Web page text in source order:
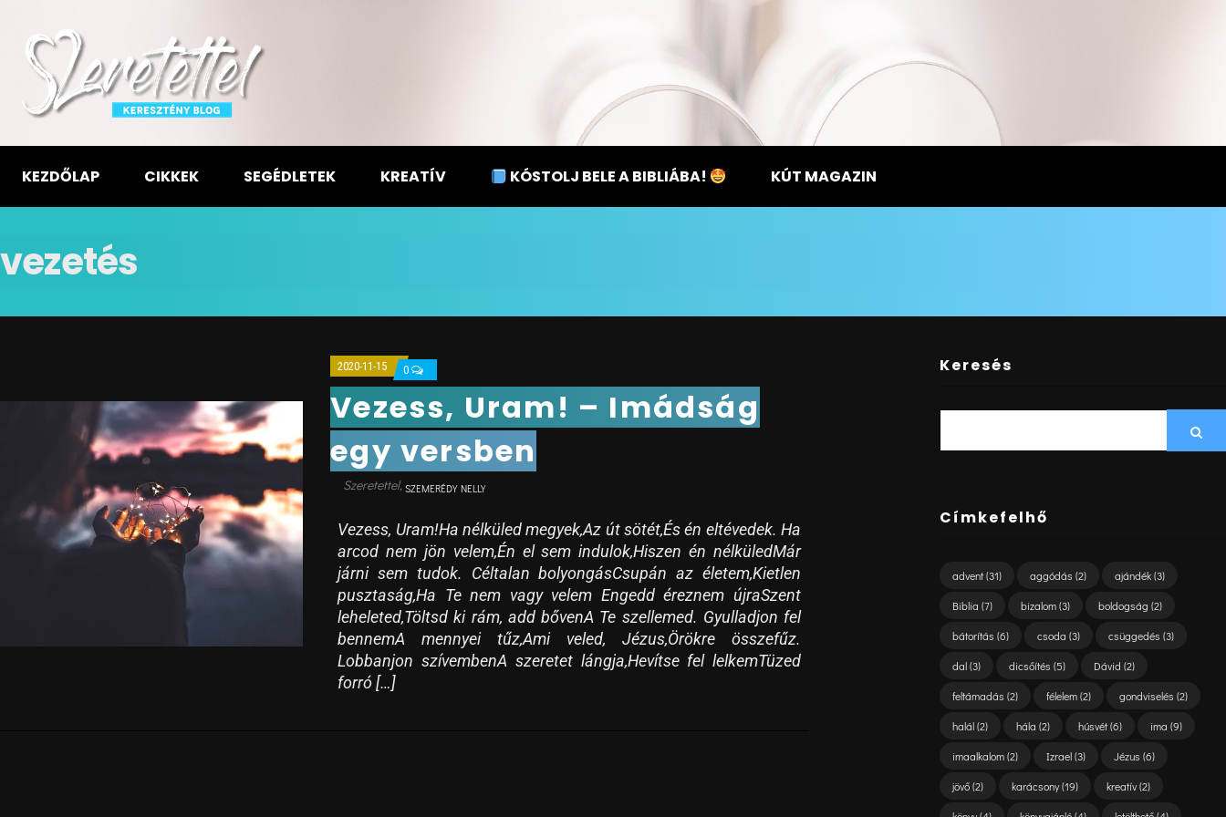
KEZDŐLAP CIKKEK SEGÉDLETEK KREATÍV KÓSTOLJ BELE A BIBLIÁBA! KÚT MAGAZIN
vezetés
2020-11-15 0
Vezess, Uram! – Imádság
egy versben
SZEMERÉDY NELLY
Vezess, Uram!Ha nélküled megyek,Az út sötét,És én eltévedek. Ha
arcod nem jön velem,Én el sem indulok,Hiszen én nélküledMár
járni sem tudok. Céltalan bolyongásCsupán az életem,Kietlen
pusztaság,Ha Te nem vagy velem Engedd éreznem újraSzent
leheleted,Töltsd ki rám, add bővenA Te szellemed. Gyulladjon fel
bennemA mennyei tűz,Ami veled, Jézus,Örökre összefűz.
Lobbanjon szívembenA szeretet lángja,Hevítse fel lelkemTüzed
forró […]
Keresés
Címkefelhő
advent(31) aggódás (2) ajándék(3)
Biblia (7) bizalom(3) boldogság (2)
bátorítás (6) csoda (3) csüggedés (3)
dal(3) dicsőítés (5) Dávid (2)
feltámadás (2) félelem(2) gondviselés (2)
halál(2) hála (2) húsvét(6) ima (9)
imaalkalom(2) Izrael(3) Jézus (6)
jövő(2) karácsony(19) kreatív(2)